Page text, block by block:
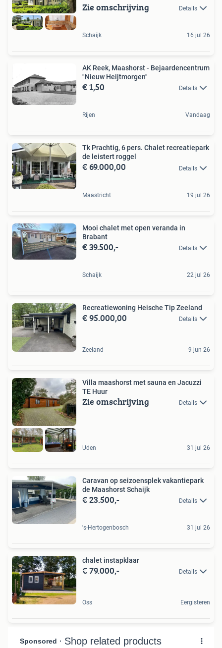
Zie omschrijving Details
Schaijk 16 jul 26
AK Reek, Maashorst - Bejaardencentrum
"Nieuw Heijtmorgen"
€ 1,50 Details
Rijen Vandaag
Tk Prachtig, 6 pers. Chalet recreatiepark
de leistert roggel
€ 69.000,00 Details
Maastricht 19 jul 26
Mooi chalet met open veranda in
Brabant
€ 39.500,- Details
Schaijk 22 jul 26
Recreatiewoning Heische Tip Zeeland
€ 95.000,00 Details
Zeeland 9 jun 26
Villa maashorst met sauna en Jacuzzi
TE Huur
Zie omschrijving Details
Uden 31 jul 26
Caravan op seizoensplek vakantiepark
de Maashorst Schaijk
€ 23.500,- Details
's-Hertogenbosch 31 jul 26
chalet instapklaar
€ 79.000,- Details
Oss Eergisteren